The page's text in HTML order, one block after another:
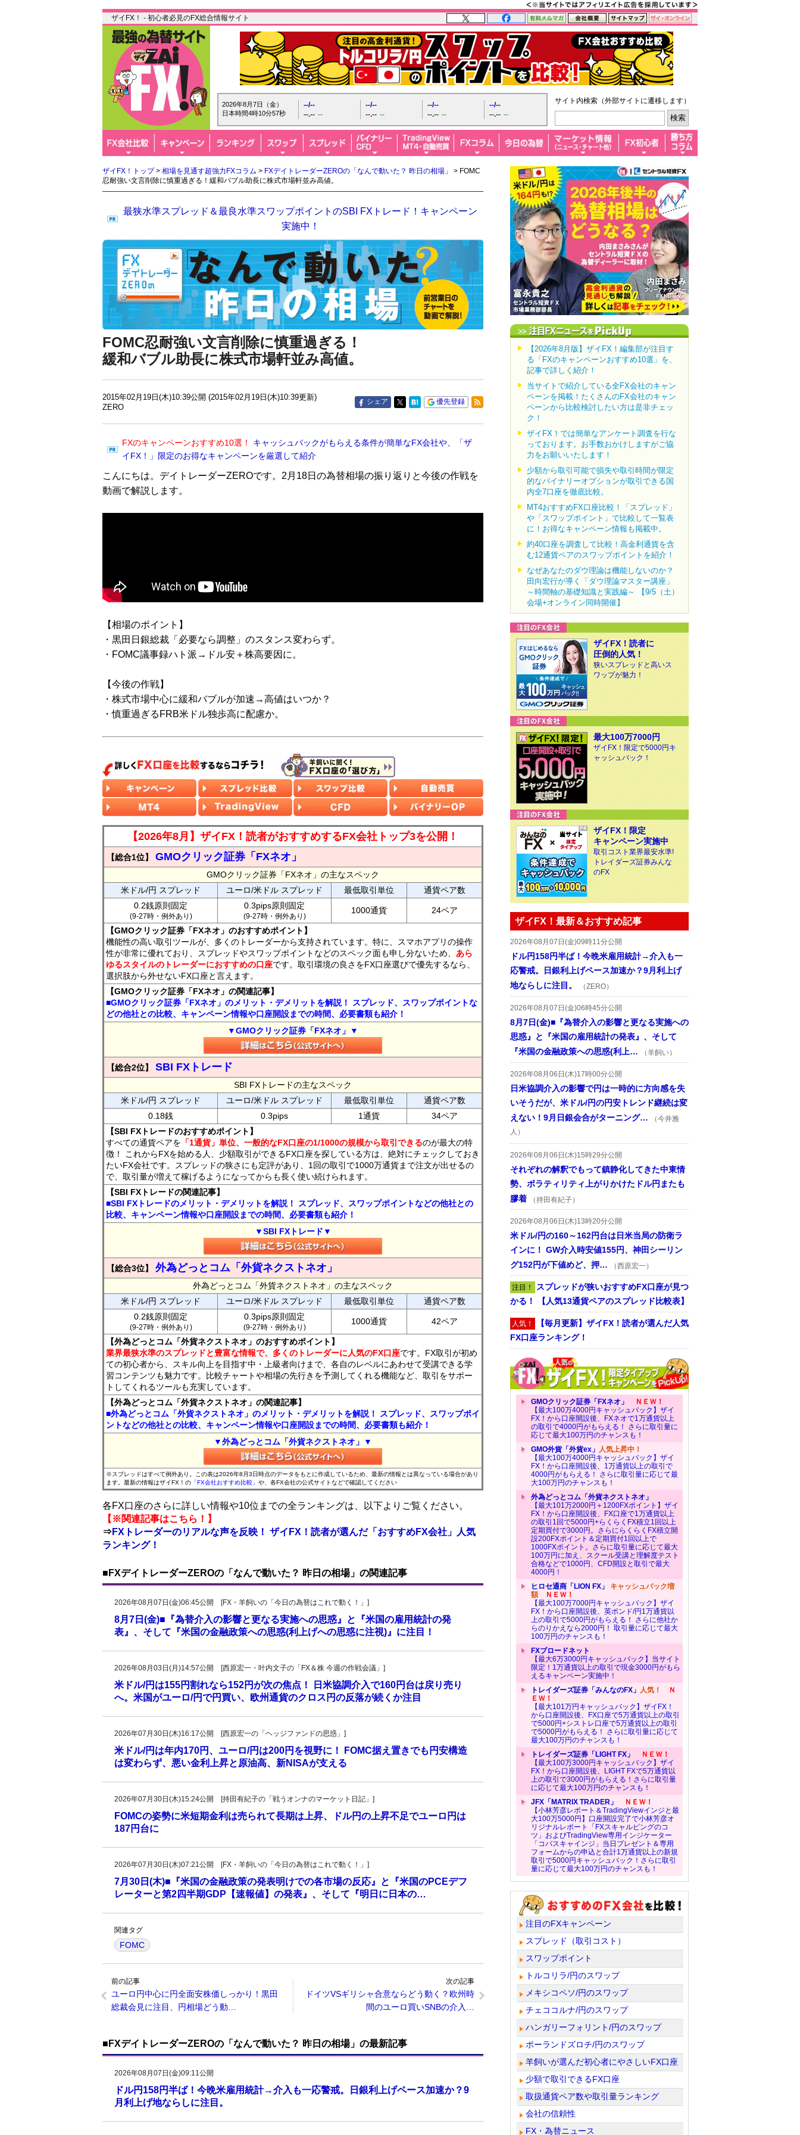
ザイFX！ - 初心者必見のFX総合情報サイト
2026年8月7日（金）
日本時間4時10分58秒
--/--
--.-- --
--/--
--.-- --
--/--
--.-- --
--/--
--.-- --
サイト内検索（外部サイトに遷移します）
ザイFX！トップ> 相場を見通す超強力FXコラム > FXデイトレーダーZEROの「なんで動いた？ 昨日の相場」
> FOMC
忍耐強い文言削除に慎重過ぎる！緩和バブル助長に株式市場軒並み高値。
最狭水準スプレッド＆最良水準スワップポイントのSBI FXトレード！キャンペーン
実施中！
FOMC忍耐強い文言削除に慎重過ぎる！
緩和バブル助長に株式市場軒並み高値。
2015年02月19日(木)10:39公開 (2015年02月19日(木)10:39更新)
ZERO
シェア 優先登録
FXのキャンペーンおすすめ10選！
キャッシュバックがもらえる条件が簡単なFX会社や、「ザ
イFX！」限定のお得なキャンペーンを厳選して紹介
こんにちは。デイトレーダーZEROです。2月18日の為替相場の振り返りと今後の作戦を
動画で解説します。
【相場のポイント】
・黒田日銀総裁「必要なら調整」のスタンス変わらず。
・FOMC議事録ハト派→ドル安＋株高要因に。
【今後の作戦】
・株式市場中心に緩和バブルが加速→高値はいつか？
・慎重過ぎるFRB米ドル独歩高に配慮か。
【2026年8月】ザイFX！読者がおすすめするFX会社トップ3を公開！
【総合1位】 GMOクリック証券「FXネオ」
GMOクリック証券「FXネオ」の主なスペック
米ドル/円 スプレッド
ユーロ/米ドル スプレッド 最低取引単位
通貨ペア数
0.2銭原則固定
(9-27時・例外あり)
0.3pips原則固定
(9-27時・例外あり)
1000通貨 24ペア
【GMOクリック証券「FXネオ」のおすすめポイント】
機能性の高い取引ツールが、多くのトレーダーから支持されています。特に、スマホアプリの操作
性が非常に優れており、スプレッドやスワップポイントなどのスペック面も申し分ないため、 あら
ゆるスタイルのトレーダーにおすすめの口座です。取引環境の良さをFX口座選びで優先するなら、
選択肢から外せないFX口座と言えます。
【GMOクリック証券「FXネオ」の関連記事】
■GMOクリック証券「FXネオ」のメリット・デメリットを解説！ スプレッド、スワップポイントな
どの他社との比較、キャンペーン情報や口座開設までの時間、必要書類も紹介！
▼GMOクリック証券「FXネオ」▼
【総合2位】 SBI FXトレード
SBI FXトレードの主なスペック
米ドル/円 スプレッド
ユーロ/米ドル スプレッド 最低取引単位
通貨ペア数
0.18銭
0.3pips 1通貨
34ペア
【SBI FXトレードのおすすめポイント】
すべての通貨ペアを 「1通貨」単位、一般的なFX口座の1/1000の規模から取引できるのが最大の特
徴！ これからFXを始める人、少額取引ができるFX口座を探している方は、絶対にチェックしておき
たいFX会社です。スプレッドの狭さにも定評があり、1回の取引で1000万通貨まで注文が出せるの
で、取引量が増えて稼げるようになってからも長く使い続けられます。
【SBI FXトレードの関連記事】
■SBI FXトレードのメリット・デメリットを解説！ スプレッド、スワップポイントなどの他社との
比較、キャンペーン情報や口座開設までの時間、必要書類も紹介！
▼SBI FXトレード▼
【総合3位】 外為どっとコム「外貨ネクストネオ」
外為どっとコム「外貨ネクストネオ」の主なスペック
米ドル/円 スプレッド
ユーロ/米ドル スプレッド 最低取引単位
通貨ペア数
0.2銭原則固定
(9-27時・例外あり)
0.3pips原則固定
(9-27時・例外あり)
1000通貨 42ペア
【外為どっとコム「外貨ネクストネオ」のおすすめポイント】
業界最狭水準のスプレッドと豊富な情報で、多くのトレーダーに人気のFX口座です。FX取引が初め
ての初心者から、スキル向上を目指す中・上級者向けまで、各自のレベルにあわせて受講できる学
習コンテンツも魅力です。比較チャートや相場の先行きを予測してくれる機能など、取引をサポー
トしてくれるツールも充実しています。
【外為どっとコム「外貨ネクストネオ」の関連記事】
■外為どっとコム「外貨ネクストネオ」のメリット・デメリットを解説！ スプレッド、スワップポイ
ントなどの他社との比較、キャンペーン情報や口座開設までの時間、必要書類も紹介！
▼外為どっとコム「外貨ネクストネオ」▼
※スプレッドはすべて例外あり。この表は2026年8月3日時点のデータをもとに作成しているため、最新の情報とは異なっている場合があり
ます。最新の情報はザイFX！の 「FX会社おすすめ比較」 や、各FX会社の公式サイトなどで確認してください
各FX口座のさらに詳しい情報や10位までの全ランキングは、以下よりご覧ください。
【※関連記事はこちら！】
⇒FXトレーダーのリアルな声を反映！ ザイFX！読者が選んだ「おすすめFX会社」人気
ランキング！
■FXデイトレーダーZEROの「なんで動いた？ 昨日の相場」の関連記事
2026年08月07日(金)06:45公開 [FX・羊飼いの「今日の為替はこれで動く！」]
8月7日(金)■『為替介入の影響と更なる実施への思惑』と『米国の雇用統計の発
表』、そして『米国の金融政策への思惑(利上げへの思惑に注視)』に注目！
2026年08月03日(月)14:57公開 [西原宏一・叶内文子の「FX＆株 今週の作戦会議」]
米ドル/円は155円割れなら152円が次の焦点！ 日米協調介入で160円台は戻り売り
へ。米国がユーロ/円で円買い、欧州通貨のクロス円の反落が続くか注目
2026年07月30日(木)16:17公開 [西原宏一の「ヘッジファンドの思惑」]
米ドル/円は年内170円、ユーロ/円は200円を視野に！ FOMC据え置きでも円安構造
は変わらず、悪い金利上昇と原油高、新NISAが支える
2026年07月30日(木)15:24公開 [持田有紀子の「戦うオンナのマーケット日記」]
FOMCの姿勢に米短期金利は売られて長期は上昇、ドル円の上昇不足でユーロ円は
187円台に
2026年07月30日(木)07:21公開 [FX・羊飼いの「今日の為替はこれで動く！」]
7月30日(木)■『米国の金融政策の発表明けでの各市場の反応』と『米国のPCEデフ
レーターと第2四半期GDP【速報値】の発表』、そして『明日に日本の…
関連タグ
FOMC
前の記事
ユーロ円中心に円全面安株価しっかり！黒田
総裁会見に注目、円相場どう動…
次の記事
ドイツVSギリシャ合意ならどう動く？欧州時
間のユーロ買いSNBの介入…
■FXデイトレーダーZEROの「なんで動いた？ 昨日の相場」の最新記事
2026年08月07日(金)09:11公開
ドル円158円半ば！今晩米雇用統計→介入も一応警戒。日銀利上げペース加速か？9
月利上げ地ならしに注目。
【2026年8月版】ザイFX！編集部が注目す
る「FXのキャンペーンおすすめ10選」を、
記事で詳しく紹介！
当サイトで紹介している全FX会社のキャン
ペーンを掲載！たくさんのFX会社のキャン
ペーンから比較検討したい方は是非チェッ
ク！
ザイFX！では簡単なアンケート調査を行な
っております。お手数おかけしますがご協
力をお願いいたします！
少額から取引可能で損失や取引時間が限定
的なバイナリーオプションが取引できる国
内全7口座を徹底比較。
MT4おすすめFX口座比較！「スプレッド」
や「スワップポイント」で比較して一覧表
に！お得なキャンペーン情報も掲載中。
約40口座を調査して比較！高金利通貨を含
む12通貨ペアのスワップポイントを紹介！
なぜあなたのダウ理論は機能しないのか？
田向宏行が導く「ダウ理論マスター講座」
～時間軸の基礎知識と実践編～ 【9/5（土）
会場+オンライン同時開催】
ザイFX！読者に
圧倒的人気！
狭いスプレッドと高いス
ワップが魅力！
最大100万7000円
ザイFX！限定で5000円キ
ャッシュバック！
ザイFX！限定
キャンペーン実施中
取引コスト業界最安水準!
トレイダーズ証券みんな
のFX
ザイFX！最新＆おすすめ記事
2026年08月07日(金)09時11分公開
ドル円158円半ば！今晩米雇用統計→介入も一
応警戒。日銀利上げペース加速か？9月利上げ
地ならしに注目。
（ZERO）
2026年08月07日(金)06時45分公開
8月7日(金)■『為替介入の影響と更なる実施への
思惑』と『米国の雇用統計の発表』、そして
『米国の金融政策への思惑(利上…
（羊飼い）
2026年08月06日(木)17時00分公開
日米協調介入の影響で円は一時的に方向感を失
いそうだが、米ドル/円の円安トレンド継続は変
えない！9月日銀会合がターニング…
（今井雅
人）
2026年08月06日(木)15時29分公開
それぞれの解釈でもって鎮静化してきた中東情
勢、ボラティリティ上がりかけたドル円またも
膠着
（持田有紀子）
2026年08月06日(木)13時20分公開
米ドル/円の160～162円台は日米当局の防衛ラ
インに！ GW介入時安値155円、神田シーリン
グ152円が下値めど、押…
（西原宏一）
注目！ スプレッドが狭いおすすめFX口座が見つ
かる！ 【人気13通貨ペアのスプレッド比較表】
人気！ 【毎月更新】ザイFX！読者が選んだ人気
FX口座ランキング！
GMOクリック証券「FXネオ」
ＮＥＷ！
【最大100万4000円キャッシュバック】ザイ
FX！から口座開設後、FXネオで1万通貨以上
の取引で4000円がもらえる！ さらに取引量に
応じて最大100万円のチャンスも！
GMO外貨「外貨ex」 人気上昇中！
【最大100万4000円キャッシュバック】ザイ
FX！から口座開設後、1万通貨以上の取引で
4000円がもらえる！ さらに取引量に応じて最
大100万円のチャンスも！
外為どっとコム「外貨ネクストネオ」
【最大101万2000円＋1200FXポイント】ザイ
FX！から口座開設後、FX口座で1万通貨以上
の取引1回で5000円+らくらくFX積立1回以上
定期買付で3000円。さらにらくらくFX積立開
設200FXポイント＆定期買付1回以上で
1000FXポイント。さらに取引量に応じて最大
100万円に加え、スクール受講と理解度テスト
合格などで1000円、CFD開設と取引で最大
4000円！
ヒロセ通商「LION FX」 キャッシュバック増
額ＮＥＷ！
【最大100万7000円キャッシュバック】ザイ
FX！から口座開設後、英ポンド/円1万通貨以
上の取引で5000円がもらえる！ さらに他社か
らのりかえなら2000円！ 取引量に応じて最大
100万円のチャンスも！
FXブロードネット
【最大6万3000円キャッシュバック】当サイト
限定！1万通貨以上の取引で現金3000円がもら
えるキャンペーン実施中！
トレイダーズ証券「みんなのFX」 人気！
Ｎ
ＥＷ！
【最大101万円キャッシュバック】ザイFX！
から口座開設後、FX口座で5万通貨以上の取引
で5000円+シストレ口座で5万通貨以上の取引
で5000円がもらえる！ さらに取引量に応じて
最大100万円のチャンスも！
トレイダーズ証券「LIGHT FX」
ＮＥＷ！
【最大100万3000円キャッシュバック】ザイ
FX！から口座開設後、LIGHT FXで5万通貨以
上の取引で3000円がもらえる！さらに取引量
に応じて最大100万円のチャンスも！
JFX「MATRIX TRADER」
ＮＥＷ！
【小林芳彦レポート＆TradingViewインジと最
大100万5000円】口座開設完了で小林芳彦オ
リジナルレポート「FXスキャルピングのコ
ツ」およびTradingView専用インジケーター
「コバスキャインジ」当日プレゼント＆専用
フォームからの申込と合計1万通貨以上の新規
取引で5000円キャッシュバック！さらに取引
量に応じて最大100万円のチャンスも！
注目のFXキャンペーン
スプレッド（取引コスト）
スワップポイント
トルコリラ/円のスワップ
メキシコペソ/円のスワップ
チェココルナ/円のスワップ
ハンガリーフォリント/円のスワップ
ポーランドズロチ/円のスワップ
羊飼いが選んだ初心者にやさしいFX口座
少額で取引できるFX口座
取扱通貨ペア数や取引量ランキング
会社の信頼性
FX・為替ニュース